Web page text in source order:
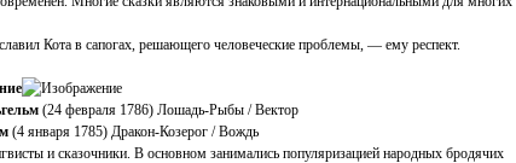
Кота в сапогах, решающего человеческие проблемы, — ему респект.
(24 февраля 1786) Лошадь-Рыбы / Вектор
(4 января 1785) Дракон-Козерог / Вождь
и сказочники. В основном занимались популяризацией народных бродячих